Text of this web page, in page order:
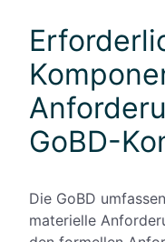
GoBD-
Die GoBD
materielle